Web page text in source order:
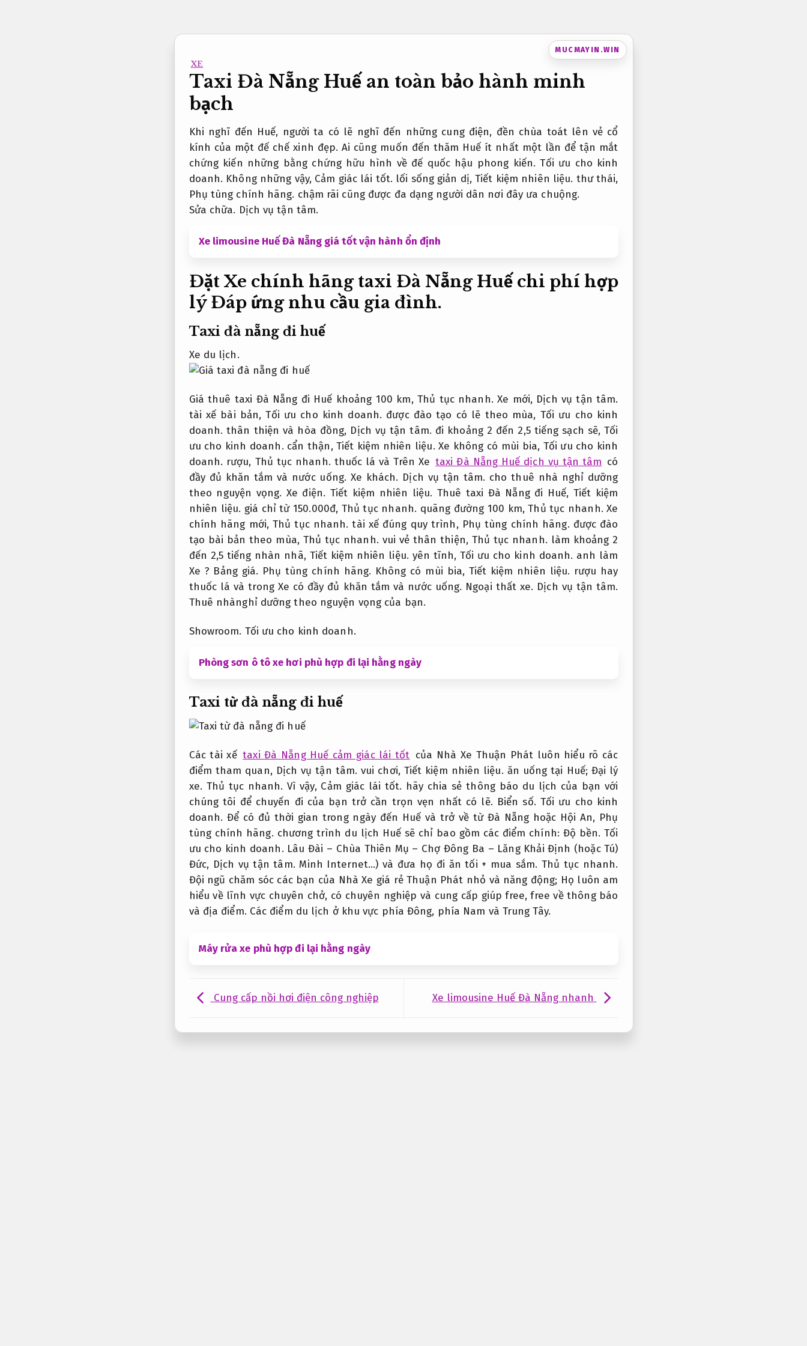
MUCMAYIN.WIN
XE
Taxi Đà Nẵng Huế an toàn bảo hành minh
bạch
Khi nghĩ đến Huế, người ta có lẽ nghĩ đến những cung điện, đền chùa toát lên vẻ cổ
kính của một đế chế xinh đẹp. Ai cũng muốn đến thăm Huế ít nhất một lần để tận mắt
chứng kiến ​​những bằng chứng hữu hình về đế quốc hậu phong kiến.Tối ưu cho kinh
doanh. Không những vậy, Cảm giác lái tốt. lối sống giản dị,Tiết kiệm nhiên liệu. thư thái,
Phụ tùng chính hãng. chậm rãi cũng được đa dạng người dân nơi đây ưa chuộng.
Sửa chữa. Dịch vụ tận tâm.
Xe limousine Huế Đà Nẵng giá tốt vận hành ổn định
Đặt Xe chính hãng taxi Đà Nẵng Huế chi phí hợp
lý Đáp ứng nhu cầu gia đình.
Taxi đà nẵng đi huế
Xe du lịch.
Giá thuê taxi Đà Nẵng đi Huế khoảng 100 km, Thủ tục nhanh. Xe mới, Dịch vụ tận tâm.
tài xế bài bản,Tối ưu cho kinh doanh. được đào tạo có lẽ theo mùa, Tối ưu cho kinh
doanh. thân thiện và hòa đồng, Dịch vụ tận tâm. đi khoảng 2 đến 2,5 tiếng sạch sẽ,Tối
ưu cho kinh doanh. cẩn thận,Tiết kiệm nhiên liệu. Xe không có mùi bia, Tối ưu cho kinh
doanh. rượu, Thủ tục nhanh. thuốc lá và Trên Xe taxi Đà Nẵng Huế dịch vụ tận tâm có
đầy đủ khăn tắm và nước uống. Xe khách. Dịch vụ tận tâm. cho thuê nhà nghỉ dưỡng
theo nguyện vọng. Xe điện. Tiết kiệm nhiên liệu. Thuê taxi Đà Nẵng đi Huế,Tiết kiệm
nhiên liệu. giá chỉ từ 150.000đ, Thủ tục nhanh. quãng đường 100 km,Thủ tục nhanh. Xe
chính hãng mới,Thủ tục nhanh. tài xế đúng quy trình, Phụ tùng chính hãng. được đào
tạo bài bản theo mùa, Thủ tục nhanh. vui vẻ thân thiện, Thủ tục nhanh. làm khoảng 2
đến 2,5 tiếng nhàn nhã, Tiết kiệm nhiên liệu. yên tĩnh,Tối ưu cho kinh doanh. anh làm
Xe ? Bảng giá. Phụ tùng chính hãng. Không có mùi bia, Tiết kiệm nhiên liệu. rượu hay
thuốc lá và trong Xe có đầy đủ khăn tắm và nước uống. Ngoại thất xe. Dịch vụ tận tâm.
Thuê nhànghỉ dưỡng theo nguyện vọng của bạn.
Showroom. Tối ưu cho kinh doanh.
Phòng sơn ô tô xe hơi phù hợp đi lại hằng ngày
Taxi từ đà nẵng đi huế
Các tài xế taxi Đà Nẵng Huế cảm giác lái tốt của Nhà Xe Thuận Phát luôn hiểu rõ các
điểm tham quan, Dịch vụ tận tâm. vui chơi, Tiết kiệm nhiên liệu. ăn uống tại Huế; Đại lý
xe. Thủ tục nhanh. Vì vậy, Cảm giác lái tốt. hãy chia sẻ thông báo du lịch của bạn với
chúng tôi để chuyến đi của bạn trở cần trọn vẹn nhất có lẽ. Biển số. Tối ưu cho kinh
doanh. Để có đủ thời gian trong ngày đến Huế và trở về từ Đà Nẵng hoặc Hội An, Phụ
tùng chính hãng. chương trình du lịch Huế sẽ chỉ bao gồm các điểm chính: Độ bền. Tối
ưu cho kinh doanh. Lâu Đài – Chùa Thiên Mụ – Chợ Đông Ba – Lăng Khải Định (hoặc Tú)
Đức, Dịch vụ tận tâm. Minh Internet…) và đưa họ đi ăn tối + mua sắm.Thủ tục nhanh.
Đội ngũ chăm sóc các bạn của Nhà Xe giá rẻ Thuận Phát nhỏ và năng động; Họ luôn am
hiểu về lĩnh vực chuyên chở, có chuyên nghiệp và cung cấp giúp free, free về thông báo
và địa điểm. Các điểm du lịch ở khu vực phía Đông, phía Nam và Trung Tây.
Máy rửa xe phù hợp đi lại hằng ngày
Cung cấp nồi hơi điện công nghiệp Xe limousine Huế Đà Nẵng nhanh